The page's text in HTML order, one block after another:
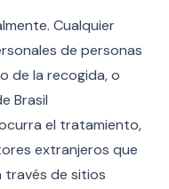
Cualquier
de personas
de la recogida, o
Brasil
el tratamiento,
extranjeros que
través de sitios